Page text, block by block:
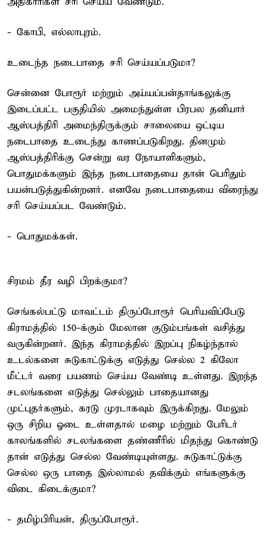
- கோபி, எல்லாபுரம்.
உடைந்த நடைபாதை சரி செய்யப்படுமா?
சென்னை போரூர் மற்றும் அய்யப்பன்தாங்கலுக்கு
இடைப்பட்ட பகுதியில் அமைந்துள்ள பிரபல தனியார்
ஆஸ்பத்திரி அமைந்திருக்கும் சாலையை ஒட்டிய
நடைபாதை உடைந்து காணப்படுகிறது. தினமும்
ஆஸ்பத்திரிக்கு சென்று வர நோயாளிகளும்,
பொதுமக்களும் இந்த நடைபாதையை தான் பெரிதும்
பயன்படுத்துகின்றனர். எனவே நடைபாதையை விரைந்து
சரி செய்யப்பட வேண்டும்.
- பொதுமக்கள்.
சிரமம் தீர வழி பிறக்குமா?
செங்கல்பட்டு மாவட்டம் திருப்போரூர் பெரியவிப்பேடு
கிராமத்தில் 150-க்கும் மேலான குடும்பங்கள் வசித்து
வருகின்றனர். இந்த கிராமத்தில் இறப்பு நிகழ்ந்தால்
உடல்களை சுடுகாட்டுக்கு எடுத்து செல்ல 2 கிலோ
மீட்டர் வரை பயணம் செய்ய வேண்டி உள்ளது. இறந்த
சடலங்களை எடுத்து செல்லும் பாதையானது
முட்புதர்களும், கரடு முரடாகவும் இருக்கிறது. மேலும்
ஒரு சிறிய ஓடை உள்ளதால் மழை மற்றும் பேரிடர்
காலங்களில் சடலங்களை தண்ணீரில் மிதந்து கொண்டு
தான் எடுத்து செல்ல வேண்டியுள்ளது. சுடுகாட்டுக்கு
செல்ல ஒரு பாதை இல்லாமல் தவிக்கும் எங்களுக்கு
விடை கிடைக்குமா?
- தமிழ்பிரியன், திருப்போரூர்.